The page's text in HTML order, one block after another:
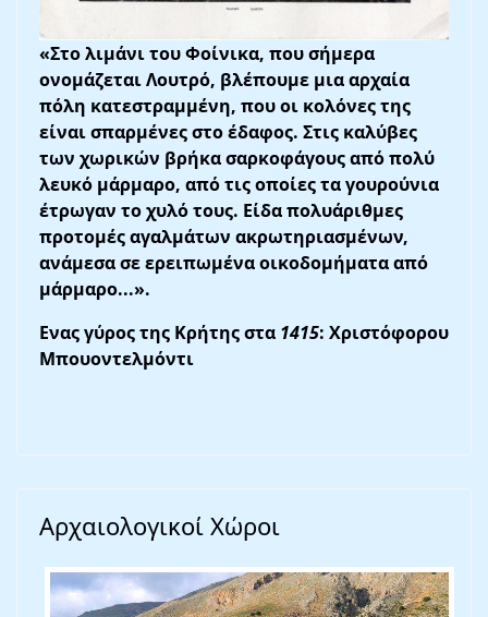
«Στο λιμάνι του Φοίνικα, που σήμερα
ονομάζεται Λουτρό, βλέπουμε μια αρχαία
πόλη κατεστραμμένη, που οι κολόνες της
είναι σπαρμένες στο έδαφος. Στις καλύβες
των χωρικών βρήκα σαρκοφάγους από πολύ
λευκό μάρμαρο, από τις οποίες τα γουρούνια
έτρωγαν το χυλό τους. Είδα πολυάριθμες
προτομές αγαλμάτων ακρωτηριασμένων,
ανάμεσα σε ερειπωμένα οικοδομήματα από
μάρμαρο...».
Eνας γύρος της Kρήτης στα 1415: Xριστόφορου
Mπουοντελμόντι
Αρχαιολογικοί Χώροι